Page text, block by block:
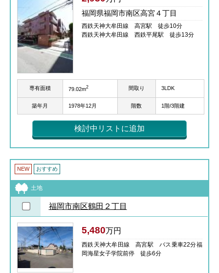
福岡県福岡市南区高宮４丁目
西鉄天神大牟田線 高宮駅 徒歩10分
西鉄天神大牟田線 西鉄平尾駅 徒歩13分
専有面積 79.02m2 間取り 3LDK
築年月 1978年12月 階数 1階/3階建
検討中リストに追加
NEW おすすめ
土地
福岡市南区鶴田２丁目
5,480万円
西鉄天神大牟田線 高宮駅 バス乗車22分福
岡海星女子学院前停 徒歩6分